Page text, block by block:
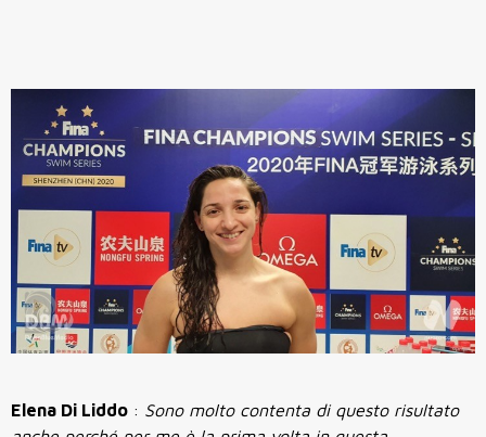
Elena Di Liddo : Sono molto contenta di questo risultato